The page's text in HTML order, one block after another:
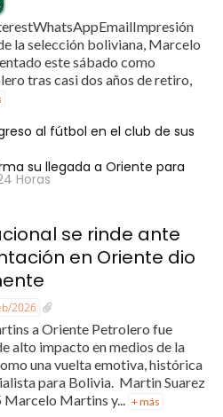
la selección boliviana, Marcelo
este sábado como
tras casi dos años de retiro,
al fútbol en el club de sus
su llegada a Oriente para
Horas
se rinde ante
en Oriente dio
2026
a Oriente Petrolero fue
alto impacto en medios de la
una vuelta emotiva, histórica
para Bolivia. Martin Suarez
Martins y... + más